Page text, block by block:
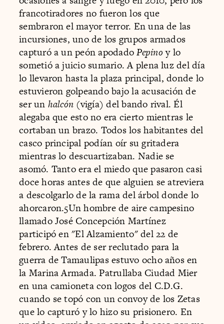
francotiradores no fueron los que
sembraron el mayor terror. En una de las
incursiones, uno de los grupos armados
capturó a un peón apodadoPepinoy lo
sometió a juicio sumario. A plena luz del día
lo llevaron hasta la plaza principal, donde lo
estuvieron golpeando bajo la acusación de
ser un halcón (vigía) del bando rival. Él
alegaba que esto no era cierto mientras le
cortaban un brazo. Todos los habitantes del
casco principal podían oír su gritadera
mientras lo descuartizaban. Nadie se
asomó. Tanto era el miedo que pasaron casi
doce horas antes de que alguien se atreviera
a descolgarlo de la rama del árbol donde lo
ahorcaron.5Un hombre de aire campesino
llamado José Concepción Martínez
participó en "El Alzamiento" del 22 de
febrero. Antes de ser reclutado para la
guerra de Tamaulipas estuvo ocho años en
la Marina Armada. Patrullaba Ciudad Mier
en una camioneta con logos del C.D.G.
cuando se topó con un convoy de los Zetas
que lo capturó y lo hizo su prisionero. En